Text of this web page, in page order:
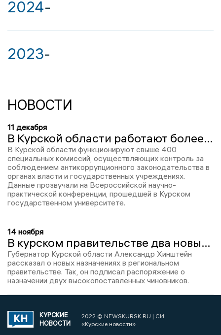
2024-
2023-
НОВОСТИ
11 декабря
В Курской области работают более 400 антикоррупционных комиссий
В Курской области функционируют свыше 400
специальных комиссий, осуществляющих контроль за
соблюдением антикоррупционного законодательства в
органах власти и государственных учреждениях.
Данные прозвучали на Всероссийской научно-
практической конференции, прошедшей в Курском
государственном университете.
14 ноября
В курском правительстве два новых назначения
Губернатор Курской области Александр Хинштейн
рассказал о новых назначениях в региональном
правительстве. Так, он подписал распоряжение о
назначении двух высокопоставленных чиновников.
КУРСКИЕ
НОВОСТИ
2022 © NEWSKURSK.RU | СИ
«Курские новости»